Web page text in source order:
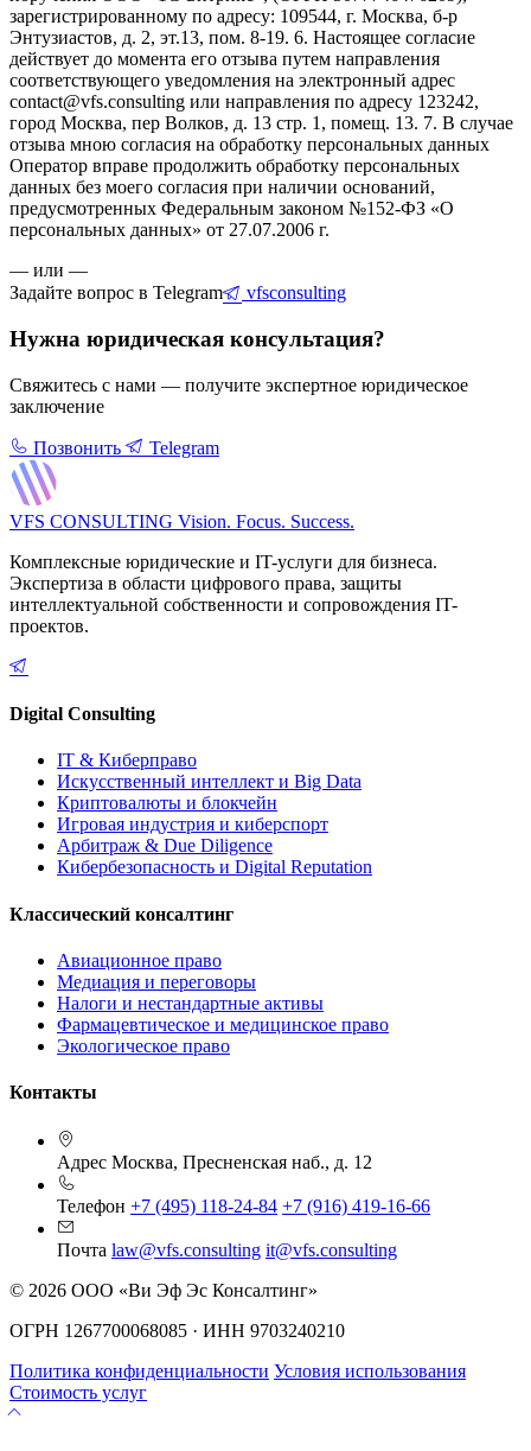
зарегистрированному по адресу: 109544, г. Москва, б-р
Энтузиастов, д. 2, эт.13, пом. 8-19. 6. Настоящее согласие
действует до момента его отзыва путем направления
соответствующего уведомления на электронный адрес
contact@vfs.consulting или направления по адресу 123242,
город Москва, пер Волков, д. 13 стр. 1, помещ. 13. 7. В случае
отзыва мною согласия на обработку персональных данных
Оператор вправе продолжить обработку персональных
данных без моего согласия при наличии оснований,
предусмотренных Федеральным законом №152-ФЗ «О
персональных данных» от 27.07.2006 г.
— или —
Задайте вопрос в Telegram
vfsconsulting
Нужна юридическая консультация?
Свяжитесь с нами — получите экспертное юридическое
заключение
Позвонить Telegram
VFS CONSULTING Vision. Focus. Success.
Комплексные юридические и IT-услуги для бизнеса.
Экспертиза в области цифрового права, защиты
интеллектуальной собственности и сопровождения IT-
проектов.
Digital Consulting
IT & Киберправо
Искусственный интеллект и Big Data
Криптовалюты и блокчейн
Игровая индустрия и киберспорт
Арбитраж & Due Diligence
Кибербезопасность и Digital Reputation
Классический консалтинг
Авиационное право
Медиация и переговоры
Налоги и нестандартные активы
Фармацевтическое и медицинское право
Экологическое право
Контакты
Адрес Москва, Пресненская наб., д. 12
Телефон +7 (495) 118-24-84 +7 (916) 419-16-66
Почта law@vfs.consulting it@vfs.consulting
© 2026 ООО «Ви Эф Эс Консалтинг»
ОГРН 1267700068085 · ИНН 9703240210
Политика конфиденциальности Условия использования
Стоимость услуг